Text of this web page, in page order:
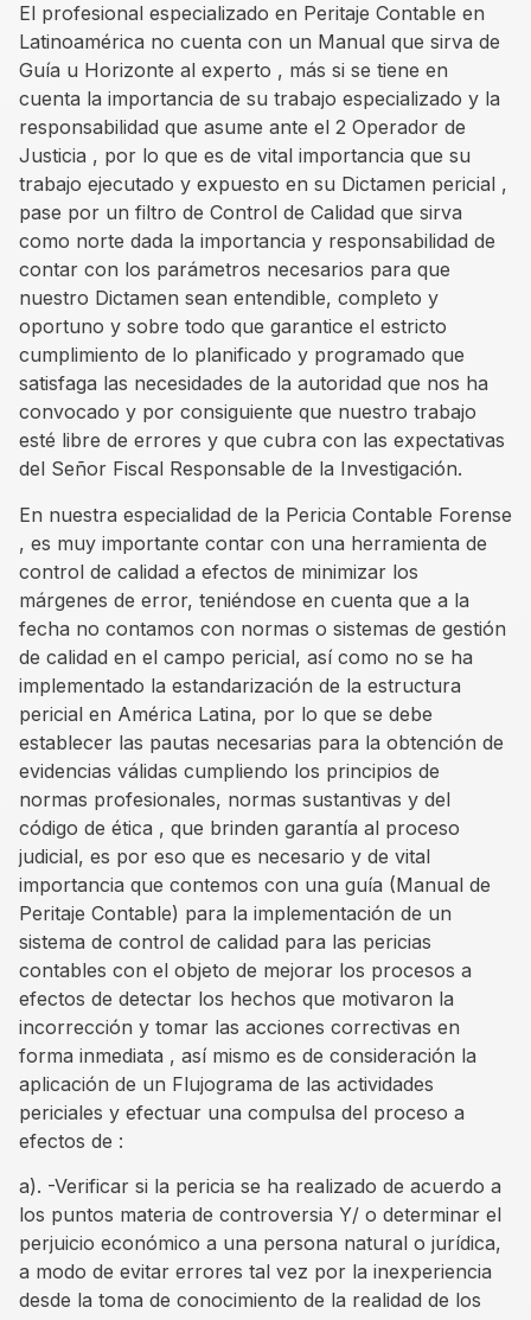
El profesional especializado en Peritaje Contable en
Latinoamérica no cuenta con un Manual que sirva de
Guía u Horizonte al experto , más si se tiene en
cuenta la importancia de su trabajo especializado y la
responsabilidad que asume ante el 2 Operador de
Justicia , por lo que es de vital importancia que su
trabajo ejecutado y expuesto en su Dictamen pericial ,
pase por un filtro de Control de Calidad que sirva
como norte dada la importancia y responsabilidad de
contar con los parámetros necesarios para que
nuestro Dictamen sean entendible, completo y
oportuno y sobre todo que garantice el estricto
cumplimiento de lo planificado y programado que
satisfaga las necesidades de la autoridad que nos ha
convocado y por consiguiente que nuestro trabajo
esté libre de errores y que cubra con las expectativas
del Señor Fiscal Responsable de la Investigación.
En nuestra especialidad de la Pericia Contable Forense
, es muy importante contar con una herramienta de
control de calidad a efectos de minimizar los
márgenes de error, teniéndose en cuenta que a la
fecha no contamos con normas o sistemas de gestión
de calidad en el campo pericial, así como no se ha
implementado la estandarización de la estructura
pericial en América Latina, por lo que se debe
establecer las pautas necesarias para la obtención de
evidencias válidas cumpliendo los principios de
normas profesionales, normas sustantivas y del
código de ética , que brinden garantía al proceso
judicial, es por eso que es necesario y de vital
importancia que contemos con una guía (Manual de
Peritaje Contable) para la implementación de un
sistema de control de calidad para las pericias
contables con el objeto de mejorar los procesos a
efectos de detectar los hechos que motivaron la
incorrección y tomar las acciones correctivas en
forma inmediata , así mismo es de consideración la
aplicación de un Flujograma de las actividades
periciales y efectuar una compulsa del proceso a
efectos de :
a). -Verificar si la pericia se ha realizado de acuerdo a
los puntos materia de controversia Y/ o determinar el
perjuicio económico a una persona natural o jurídica,
a modo de evitar errores tal vez por la inexperiencia
desde la toma de conocimiento de la realidad de los